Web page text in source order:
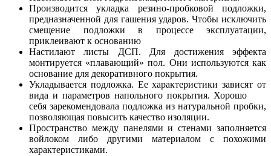
Производится укладка резино-пробковой подложки,
предназначенной для гашения ударов. Чтобы исключить
смещение подложки в процессе эксплуатации,
приклеивают к основанию
Настилают листы ДСП. Для достижения эффекта
монтируется «плавающий» пол. Они используются как
основание для декоративного покрытия.
Укладывается подложка. Ее характеристики зависят от
вида и параметров напольного покрытия. Хорошо
себя зарекомендовала подложка из натуральной пробки,
позволяющая повысить качество изоляции.
Пространство между панелями и стенами заполняется
войлоком либо другими материалом с похожими
характеристиками.